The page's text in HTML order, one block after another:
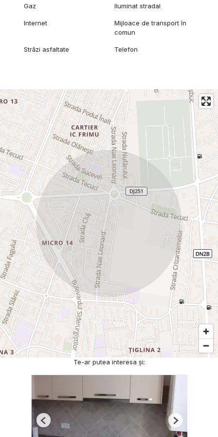
Gaz Iluminat stradal
Internet
Mijloace de transport în
comun
Străzi asfaltate Telefon
Te-ar putea interesa și:
Previous Next